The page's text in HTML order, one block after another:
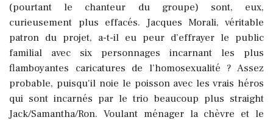
(pourtant le chanteur du groupe) sont, eux,
curieusement plus effacés. Jacques Morali, véritable
patron du projet, a-t-il eu peur d’effrayer le public
familial avec six personnages incarnant les plus
flamboyantes caricatures de l’homosexualité ? Assez
probable, puisqu'il noie le poisson avec les vrais héros
qui sont incarnés par le trio beaucoup plus straight
Jack/Samantha/Ron. Voulant ménager la chèvre et le